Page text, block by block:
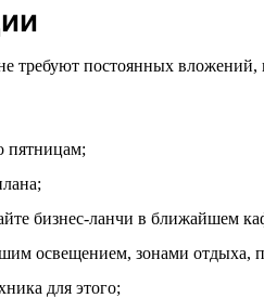
требуют постоянных
пятницам;
бизнес-ланчи в ближайшем
освещением, зонами отдыха,
для этого;